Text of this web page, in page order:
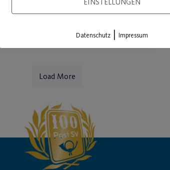
Load More
EINSTELLUNGEN
Datenschutz | Impressum